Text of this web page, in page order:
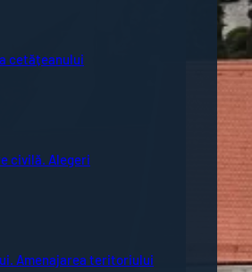
cetățeanului
civilă. Alegeri
Amenajarea teritoriului